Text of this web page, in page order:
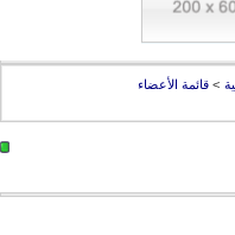
> قائمة الأعضاء